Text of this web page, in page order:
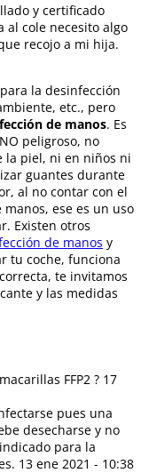
y certificado
al cole necesito algo
recojo a mi hija.
la desinfección
etc., pero
de manos. Es
peligroso, no
la piel, ni en niños ni
guantes durante
al no contar con el
ese es un uso
Existen otros
de manos y
tu coche, funciona
te invitamos
y las medidas
FFP2 ? 17
pues una
desecharse y no
para la
13 ene 2021 - 10:38